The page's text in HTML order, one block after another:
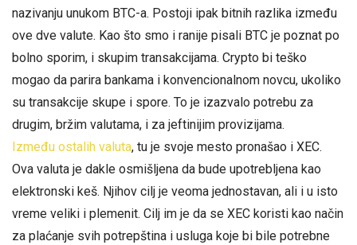
nazivanju unukom BTC-a. Postoji ipak bitnih razlika između
ove dve valute. Kao što smo i ranije pisali BTC je poznat po
bolno sporim, i skupim transakcijama. Crypto bi teško
mogao da parira bankama i konvencionalnom novcu, ukoliko
su transakcije skupe i spore. To je izazvalo potrebu za
drugim, bržim valutama, i za jeftinijim provizijama.
Između ostalih valuta, tu je svoje mesto pronašao i XEC.
Ova valuta je dakle osmišljena da bude upotrebljena kao
elektronski keš. Njihov cilj je veoma jednostavan, ali i u isto
vreme veliki i plemenit. Cilj im je da se XEC koristi kao način
za plaćanje svih potrepština i usluga koje bi bile potrebne